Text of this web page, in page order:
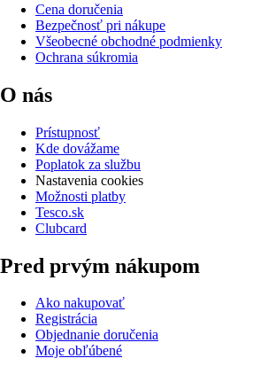
Cena doručenia
Bezpečnosť pri nákupe
Všeobecné obchodné podmienky
Ochrana súkromia
O nás
Prístupnosť
Kde dovážame
Poplatok za službu
Nastavenia cookies
Možnosti platby
Tesco.sk
Clubcard
Pred prvým nákupom
Ako nakupovať
Registrácia
Objednanie doručenia
Moje obľúbené